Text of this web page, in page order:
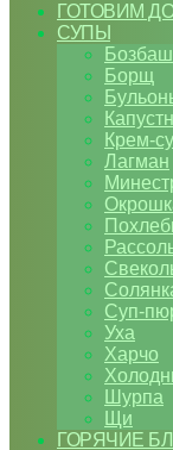
ГОТОВИМ
СУПЫ
Бозбаш
Борщ
Крем-
Лагман
Суп-
Уха
Харчо
Шурпа
Щи
ГОРЯЧИЕ